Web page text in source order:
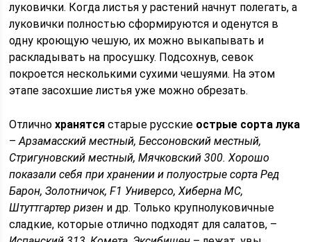
луковички. Когда листья у растений начнут полегать, а
луковички полностью сформируются и оденутся в
одну кроющую чешую, их можно выкапывать и
раскладывать на просушку. Подсохнув, севок
покроется несколькими сухими чешуями. На этом
этапе засохшие листья уже можно обрезать.
Отличнохранятся старые русские острые сорта лука
–Арзамасский местный, Бессоновский местный,
Стригуновский местный, Мячковский 300. Хорошо
показали себя при хранении и полуострые сорта Ред
Барон, Золотничок, F1 Универсо, Хиберна МС,
Штуттгартер ризен и др. Только крупнолуковичные
сладкие, которые отлично подходят для салатов, –